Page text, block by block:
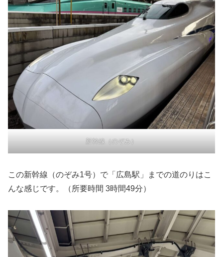
新幹線（のぞみ）
この新幹線（のぞみ1号）で「広島駅」までの道のりはこ
んな感じです。（所要時間 3時間49分）